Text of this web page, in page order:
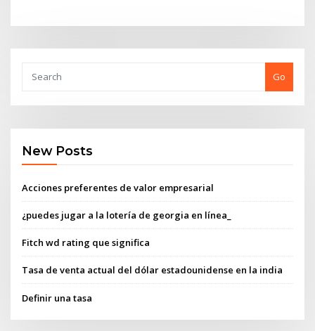
Go
New Posts
Acciones preferentes de valor empresarial
¿puedes jugar a la lotería de georgia en línea_
Fitch wd rating que significa
Tasa de venta actual del dólar estadounidense en la india
Definir una tasa